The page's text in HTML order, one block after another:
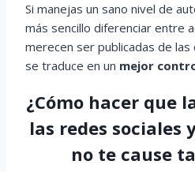
Si manejas un sano nivel de
más sencillo diferenciar entre
merecen ser publicadas de las
se traduce en un mejor
¿Cómo hacer que
las redes sociales
no te cause